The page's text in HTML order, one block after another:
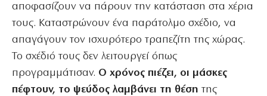
αποφασίζουν να πάρουν την κατάσταση στα χέρια
τους. Καταστρώνουν ένα παράτολμο σχέδιο, να
απαγάγουν τον ισχυρότερο τραπεζίτη της χώρας.
Το σχέδιό τους δεν λειτουργεί όπως
προγραμμάτισαν. Ο χρόνος πιέζει, οι μάσκες
πέφτουν, το ψεύδος λαμβάνει τη θέση της